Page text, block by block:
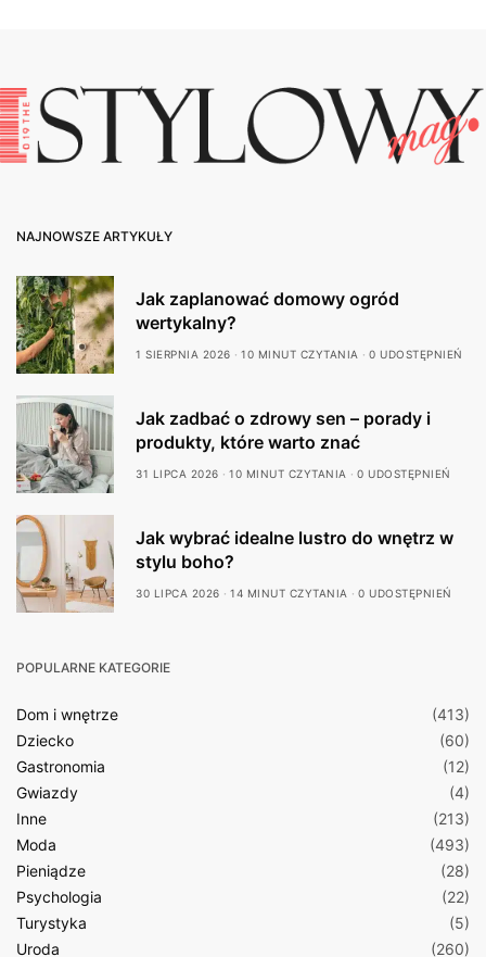
NAJNOWSZE ARTYKUŁY
Jak zaplanować domowy ogród
wertykalny?
1 SIERPNIA 2026 10 MINUT CZYTANIA 0 UDOSTĘPNIEŃ
Jak zadbać o zdrowy sen – porady i
produkty, które warto znać
31 LIPCA 2026 10 MINUT CZYTANIA 0 UDOSTĘPNIEŃ
Jak wybrać idealne lustro do wnętrz w
stylu boho?
30 LIPCA 2026 14 MINUT CZYTANIA 0 UDOSTĘPNIEŃ
POPULARNE KATEGORIE
Dom i wnętrze
(413)
Dziecko
(60)
Gastronomia
(12)
Gwiazdy
(4)
Inne
(213)
Moda
(493)
Pieniądze
(28)
Psychologia
(22)
Turystyka
(5)
Uroda
(260)